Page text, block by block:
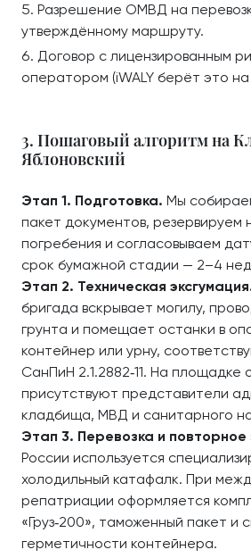
Разрешение ОМВД на
утверждённому маршруту.
Договор с лицензированным
оператором (iWALY берёт это на
3. Пошаговый алгоритм на
Яблоновский
Этап 1. Подготовка. Мы
пакет документов, резервируем
погребения и согласовываем
срок бумажной стадии — 2–4
Этап 2. Техническая
бригада вскрывает могилу,
грунта и помещает останки в
контейнер или урну,
СанПиН 2.1.2882‑11. На площадке
присутствуют представители
кладбища, МВД и санитарного
Этап 3. Перевозка и повторное
России используется
холодильный катафалк. При
репатриации оформляется
«Груз‑200», таможенный пакет и
герметичности контейнера.